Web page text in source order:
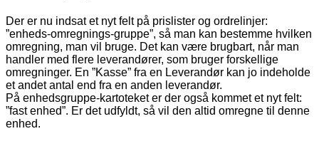
Der er nu indsat et nyt felt på prislister og ordrelinjer:
”enheds-omregnings-gruppe”, så man kan bestemme hvilken
omregning, man vil bruge. Det kan være brugbart, når man
handler med flere leverandører, som bruger forskellige
omregninger. En ”Kasse” fra en Leverandør kan jo indeholde
et andet antal end fra en anden leverandør.
På enhedsgruppe-kartoteket er der også kommet et nyt felt:
”fast enhed”. Er det udfyldt, så vil den altid omregne til denne
enhed.